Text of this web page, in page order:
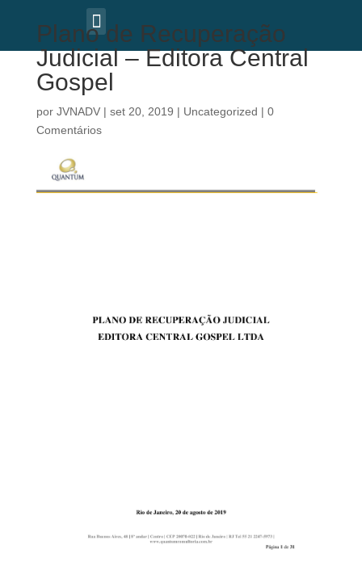
Plano de Recuperação
Judicial – Editora Central
Gospel
por JVNADV| set 20, 2019 | Uncategorized | 0
Comentários